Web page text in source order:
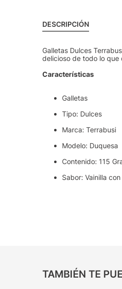
DESCRIPCIÓN
Galletas Dulces
delicioso de todo lo que
Características
Galletas
Tipo: Dulces
Marca: Terrabusi
Modelo: Duquesa
Contenido: 115
Sabor: Vainilla
TAMBIÉN TE